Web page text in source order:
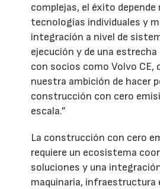
complejas, el éxito depende
tecnologías individuales y
integración a nivel de
ejecución y de una
con socios como Volvo CE,
nuestra ambición de hacer
construcción con cero
escala.”
La construcción con cero
requiere un ecosistema
soluciones y una
maquinaria, infraestructura